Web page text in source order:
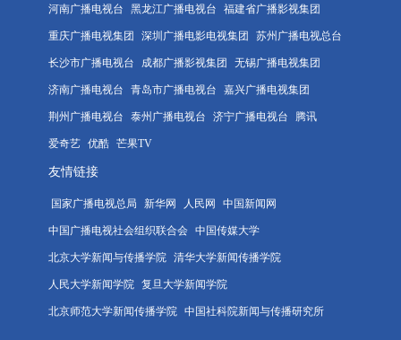
河南广播电视台 黑龙江广播电视台 福建省广播影视集团
重庆广播电视集团 深圳广播电影电视集团 苏州广播电视总台
长沙市广播电视台 成都广播影视集团 无锡广播电视集团
济南广播电视台 青岛市广播电视台 嘉兴广播电视集团
荆州广播电视台 泰州广播电视台 济宁广播电视台 腾讯
爱奇艺 优酷 芒果TV
友情链接
国家广播电视总局 新华网 人民网 中国新闻网
中国广播电视社会组织联合会 中国传媒大学
北京大学新闻与传播学院 清华大学新闻传播学院
人民大学新闻学院 复旦大学新闻学院
北京师范大学新闻传播学院 中国社科院新闻与传播研究所